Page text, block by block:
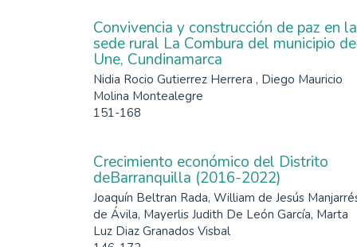
Convivencia y construcción de paz en la
sede rural La Combura del municipio de
Une, Cundinamarca
Nidia Rocio Gutierrez Herrera , Diego Mauricio
Molina Montealegre
151-168
Crecimiento económico del Distrito
deBarranquilla (2016-2022)
Joaquín Beltran Rada, William de Jesús
de Ávila, Mayerlis Judith De León García, Marta
Luz Diaz Granados Visbal